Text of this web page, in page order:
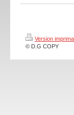
Version
© D.G COPY